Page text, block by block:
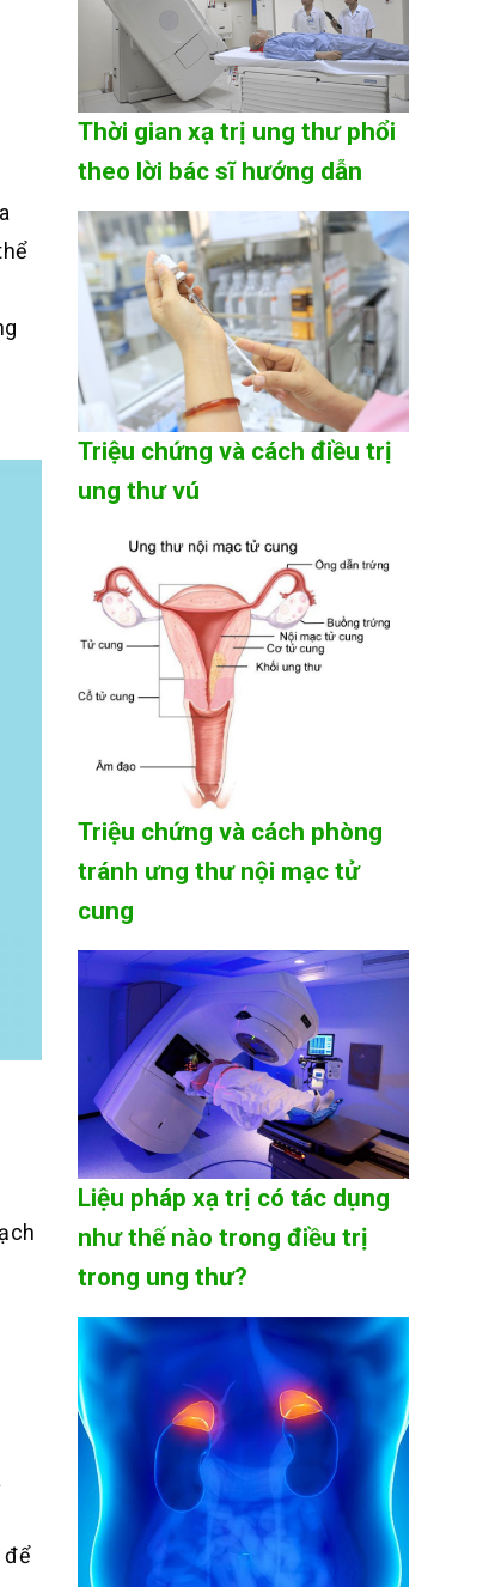
để
Thời gian xạ trị ung thư phổi
theo lời bác sĩ hướng dẫn
Triệu chứng và cách điều trị
ung thư vú
Triệu chứng và cách phòng
tránh ưng thư nội mạc tử
cung
Liệu pháp xạ trị có tác dụng
như thế nào trong điều trị
trong ung thư?